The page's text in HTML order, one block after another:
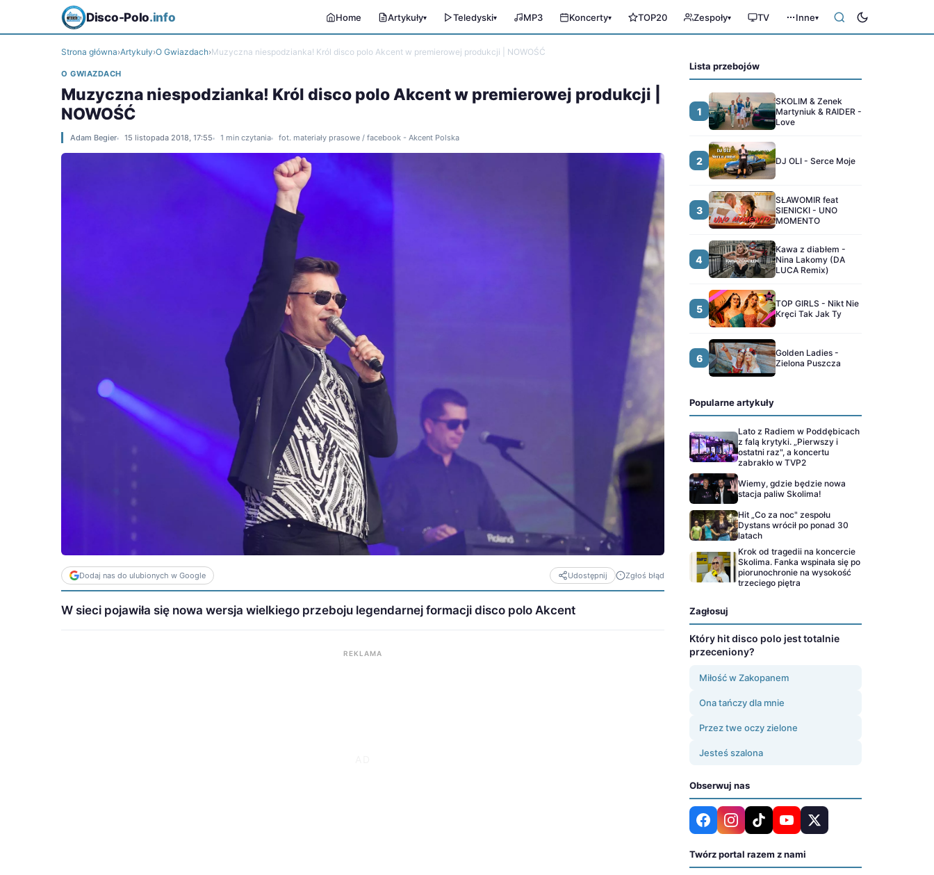
Disco-Polo.info Home Artykuły▾ Teledyski▾ MP3 Koncerty▾ TOP20 Zespoły▾ TV Inne▾
Strona główna›Artykuły›O Gwiazdach›Muzyczna niespodzianka! Król disco polo Akcent w premierowej produkcji | NOWOŚĆ
O GWIAZDACH
Muzyczna niespodzianka! Król disco polo Akcent w premierowej produkcji |
NOWOŚĆ
Adam Begier 15 listopada 2018, 17:55 1 min czytania fot. materiały prasowe / facebook - Akcent Polska
Dodaj nas do ulubionych w Google Udostępnij Zgłoś błąd
W sieci pojawiła się nowa wersja wielkiego przeboju legendarnej formacji disco polo Akcent
REKLAMA
Lista przebojów
1
SKOLIM & Zenek
Martyniuk & RAIDER -
Love
2 DJ OLI - Serce Moje
3
SŁAWOMIR feat
SIENICKI - UNO
MOMENTO
4
Kawa z diabłem -
Nina Lakomy (DA
LUCA Remix)
5
TOP GIRLS - Nikt Nie
Kręci Tak Jak Ty
6
Golden Ladies -
Zielona Puszcza
Popularne artykuły
Lato z Radiem w Poddębicach
z falą krytyki. „Pierwszy i
ostatni raz", a koncertu
zabrakło w TVP2
Wiemy, gdzie będzie nowa
stacja paliw Skolima!
Hit „Co za noc" zespołu
Dystans wrócił po ponad 30
latach
Krok od tragedii na koncercie
Skolima. Fanka wspinała się po
piorunochronie na wysokość
trzeciego piętra
Zagłosuj
Który hit disco polo jest totalnie
przeceniony?
Miłość w Zakopanem
Ona tańczy dla mnie
Przez twe oczy zielone
Jesteś szalona
Obserwuj nas
Twórz portal razem z nami